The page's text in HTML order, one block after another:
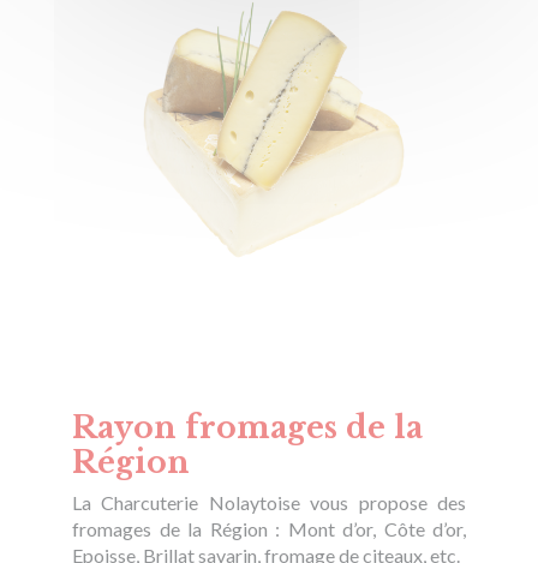
Rayon fromages de la
Région
La Charcuterie Nolaytoise vous propose des
fromages de la Région : Mont d’or, Côte d’or,
Epoisse, Brillat savarin, fromage de citeaux, etc.